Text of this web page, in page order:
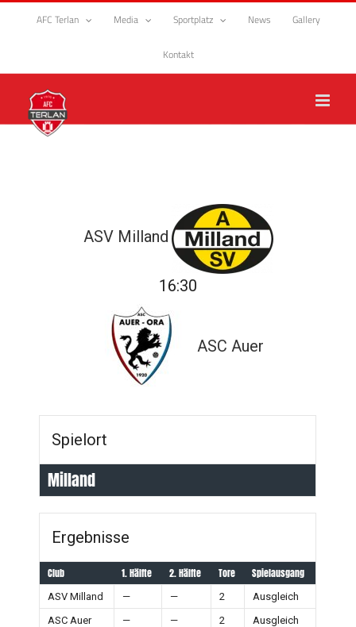
Zum
AFC Terlan Media Sportplatz News Gallery
Kontakt
ASV Milland
16:30
ASC Auer
Spielort
Milland
Ergebnisse
Club 1. Hälfte 2. Hälfte Tore Spielausgang
ASV Milland — — 2
Ausgleich
ASC Auer
— — 2 Ausgleich